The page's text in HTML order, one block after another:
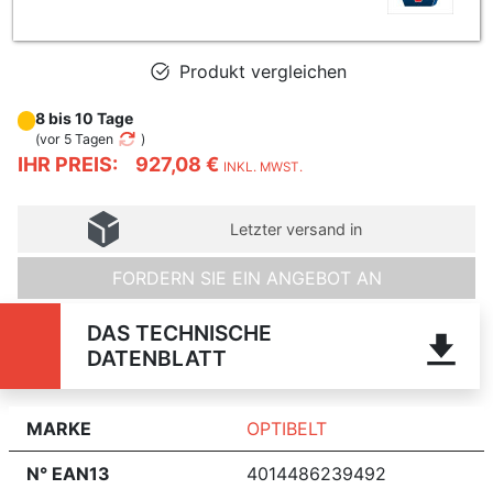
Produkt vergleichen
IHR PREIS: 927,08 € INKL. MWST.
8 bis 10 Tage
(vor 5 Tagen )
Letzter versand in
FORDERN SIE EIN ANGEBOT AN
DAS TECHNISCHE
DATENBLATT
MARKE OPTIBELT
N° EAN13 4014486239492